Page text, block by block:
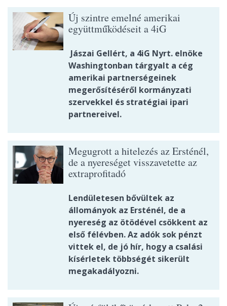
Új szintre emelné amerikai
együttműködéseit a 4iG
Jászai Gellért, a 4iG Nyrt. elnöke
Washingtonban tárgyalt a cég
amerikai partnerségeinek
megerősítéséről kormányzati
szervekkel és stratégiai ipari
partnereivel.
Megugrott a hitelezés az Ersténél,
de a nyereséget visszavetette az
extraprofitadó
Lendületesen bővültek az
állományok az Ersténél, de a
nyereség az ötödével csökkent az
első félévben. Az adók sok pénzt
vittek el, de jó hír, hogy a csalási
kísérletek többségét sikerült
megakadályozni.